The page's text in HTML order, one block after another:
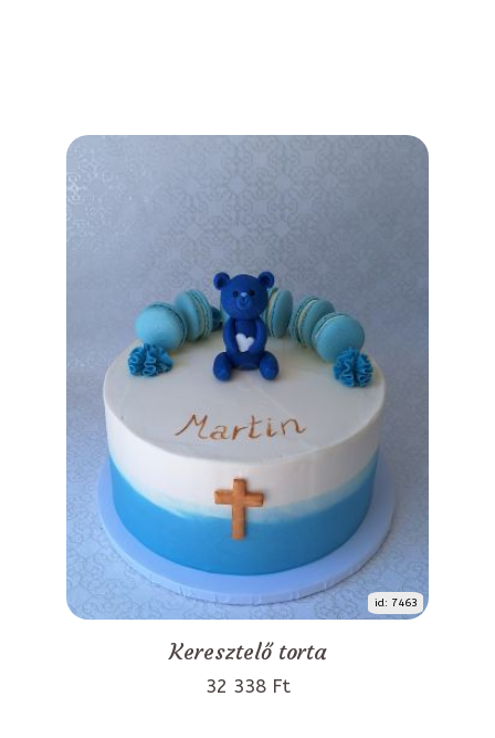
id: 7463
Keresztelő torta
32 338 Ft